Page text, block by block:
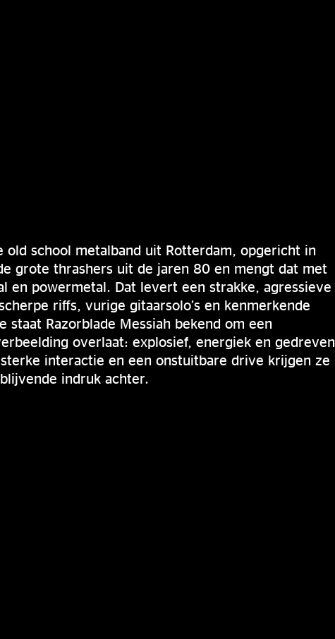
old school metalband uit Rotterdam, opgericht in
grote thrashers uit de jaren 80 en mengt dat met
en powermetal. Dat levert een strakke, agressieve
riffs, vurige gitaarsolo’s en kenmerkende
Razorblade Messiah bekend om een
overlaat: explosief, energiek en gedreven
interactie en een onstuitbare drive krijgen ze
indruk achter.